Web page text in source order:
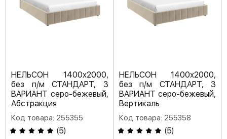
НЕЛЬСОН 1400х2000,
без п/м СТАНДАРТ, 3
ВАРИАНТ серо-бежевый,
Абстракция
Код товара: 255355
(5)
НЕЛЬСОН 1400х2000,
без п/м СТАНДАРТ, 3
ВАРИАНТ серо-бежевый,
Вертикаль
Код товара: 255358
(5)